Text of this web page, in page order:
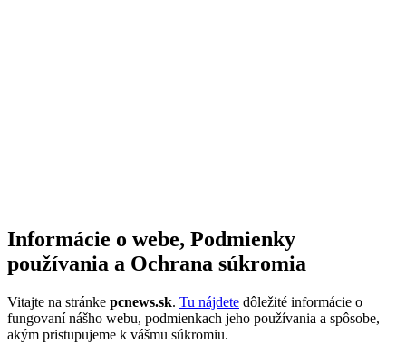
Informácie o webe, Podmienky
používania a Ochrana súkromia
Vitajte na stránke pcnews.sk. Tu nájdete dôležité informácie o
fungovaní nášho webu, podmienkach jeho používania a spôsobe,
akým pristupujeme k vášmu súkromiu.